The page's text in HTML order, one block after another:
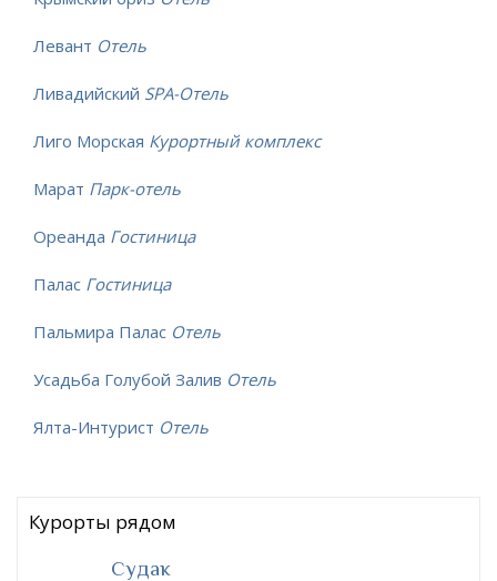
Левант Отель
Ливадийский SPA-Отель
Лиго Морская Курортный комплекс
Марат Парк-отель
Ореанда Гостиница
Палас Гостиница
Пальмира Палас Отель
Усадьба Голубой Залив Отель
Ялта-Интурист Отель
Курорты рядом
Судак